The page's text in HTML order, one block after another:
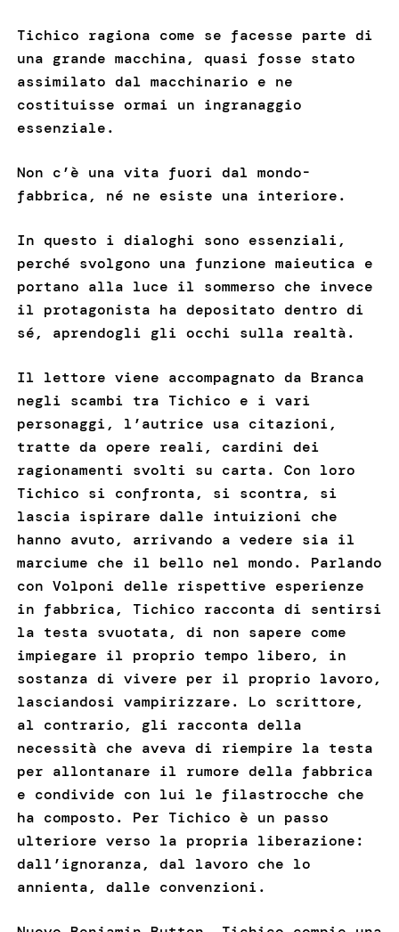
Tichico ragiona come se facesse parte di
una grande macchina, quasi fosse stato
assimilato dal macchinario e ne
costituisse ormai un ingranaggio
essenziale.
Non c’è una vita fuori dal mondo-
fabbrica, né ne esiste una interiore.
In questo i dialoghi sono essenziali,
perché svolgono una funzione maieutica e
portano alla luce il sommerso che invece
il protagonista ha depositato dentro di
sé, aprendogli gli occhi sulla realtà.
Il lettore viene accompagnato da Branca
negli scambi tra Tichico e i vari
personaggi, l’autrice usa citazioni,
tratte da opere reali, cardini dei
ragionamenti svolti su carta. Con loro
Tichico si confronta, si scontra, si
lascia ispirare dalle intuizioni che
hanno avuto, arrivando a vedere sia il
marciume che il bello nel mondo. Parlando
con Volponi delle rispettive esperienze
in fabbrica, Tichico racconta di sentirsi
la testa svuotata, di non sapere come
impiegare il proprio tempo libero, in
sostanza di vivere per il proprio lavoro,
lasciandosi vampirizzare. Lo scrittore,
al contrario, gli racconta della
necessità che aveva di riempire la testa
per allontanare il rumore della fabbrica
e condivide con lui le filastrocche che
ha composto. Per Tichico è un passo
ulteriore verso la propria liberazione:
dall’ignoranza, dal lavoro che lo
annienta, dalle convenzioni.